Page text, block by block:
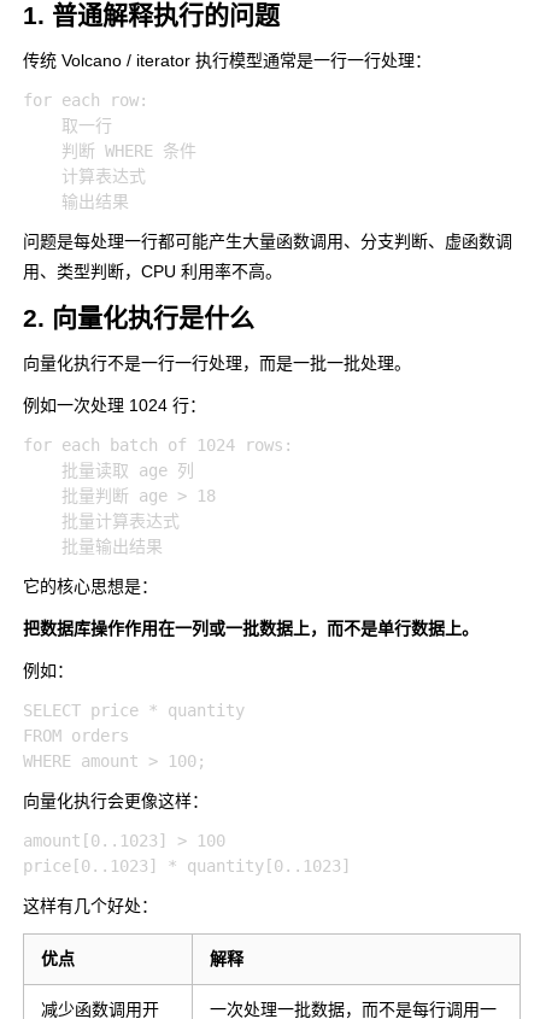
1. 普通解释执行的问题
传统 Volcano / iterator 执行模型通常是一行一行处理：
for each row:
问题是每处理一行都可能产生大量函数调用、分支判断、虚函数调
用、类型判断，CPU 利用率不高。
2. 向量化执行是什么
向量化执行不是一行一行处理，而是一批一批处理。
例如一次处理 1024 行：
for each batch of 1024 rows:
它的核心思想是：
把数据库操作作用在一列或一批数据上，而不是单行数据上。
例如：
SELECT price * quantity
FROM orders
向量化执行会更像这样：
amount[0..1023] > 100
这样有几个好处：
优点 解释
减少函数调用开 一次处理一批数据，而不是每行调用一